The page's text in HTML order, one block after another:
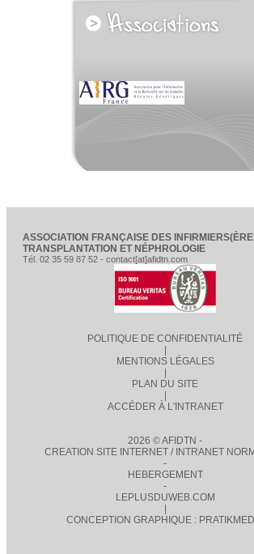
voir
ASSOCIATION FRANÇAISE DES
TRANSPLANTATION ET NÉPHROLOGIE
Tél. 02 35 59 87 52 - contact[at]afidtn.com
POLITIQUE DE CONFIDENTIALITÉ
MENTIONS LÉGALES
PLAN DU SITE
ACCÉDER À L'INTRANET
2026 © AFIDTN -
CREATION SITE INTERNET / INTRANET
-
HEBERGEMENT
-
LEPLUSDUWEB.COM
CONCEPTION GRAPHIQUE :